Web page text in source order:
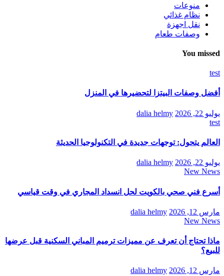
منوعات
نظام غذائي
نقل اجهزة
وصفات طعام
You missed
test
أفضل وصفات البيتزا لتحضيرها في المنزل
يوليو 22, 2026
dalia helmy
test
العالم يتحول: توجهات جديدة في التكنولوجيا الحديثة
يوليو 22, 2026
dalia helmy
New News
أسرع فني صحي بالكويت لحل انسداد المجاري في وقت قياسي
مارس 12, 2026
dalia helmy
New News
ماذا تحتاج أن تعرف عن مميزات ترميم المباني السكنية قبل عرضها
للبيع؟
مارس 12, 2026 dalia helmy